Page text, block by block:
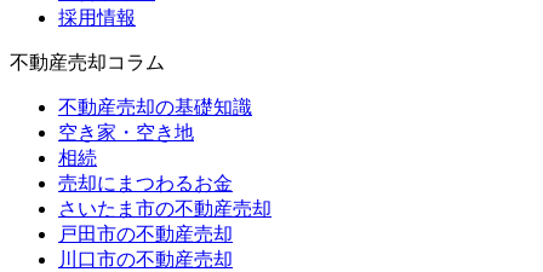
採用情報
不動産売却コラム
不動産売却の基礎知識
空き家・空き地
相続
売却にまつわるお金
さいたま市の不動産売却
戸田市の不動産売却
川口市の不動産売却